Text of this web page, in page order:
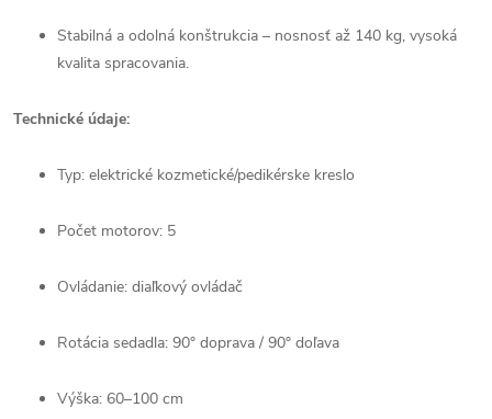
Stabilná a odolná konštrukcia – nosnosť až 140 kg, vysoká
kvalita spracovania.
Technické údaje:
Typ: elektrické kozmetické/pedikérske kreslo
Počet motorov: 5
Ovládanie: diaľkový ovládač
Rotácia sedadla: 90° doprava / 90° doľava
Výška: 60–100 cm